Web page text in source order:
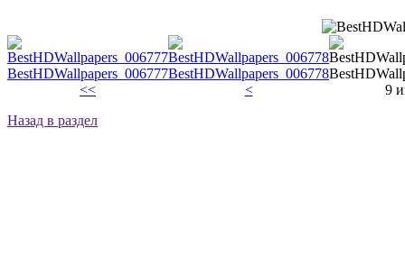
BestHDWallpapers_006777BestHDWallpapers_006778
<<
<
9
Назад в раздел